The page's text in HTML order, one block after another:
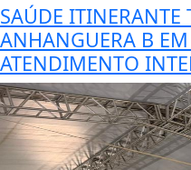
SAÚDE ITINERANTE
ANHANGUERA B
ATENDIMENTO